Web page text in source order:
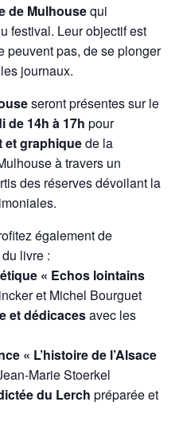
de Mulhousequi
festival. Leur objectif est
peuvent pas, de se plonger
journaux.
seront présentes sur le
de 14h à 17h pour
et graphiquede la
à travers un
des réserves dévoilant la
également de
livre :
« Echos lointains
et Michel Bourguet
et dédicacesavec les
« L’histoire de l’Alsace
Marie Stoerkel
du Lerch préparée et